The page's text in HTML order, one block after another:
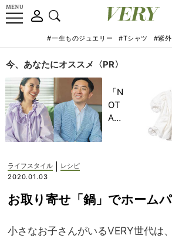
#一生ものジュエリー #Tシャツ #紫
今、あなたにオススメ〈PR〉
「N
OT
A
記憶
に一
る
ライフスタイル
レシピ
2020.01.03
お取り寄せ「鍋」でホーム
小さなお子さんがいるVERY世代は